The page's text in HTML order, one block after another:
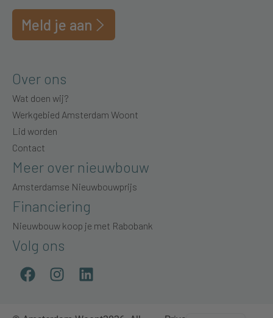
Meld je aan
Over ons
Wat doen wij?
Werkgebied Amsterdam Woont
Lid worden
Contact
Meer over nieuwbouw
Amsterdamse Nieuwbouwprijs
Financiering
Nieuwbouw koop je met Rabobank
Volg ons